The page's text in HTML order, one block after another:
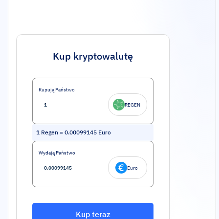
Kup kryptowalutę
Kupują Państwo
REGEN
1 Regen = 0.00099145 Euro
Wydają Państwo
Euro
Kup teraz